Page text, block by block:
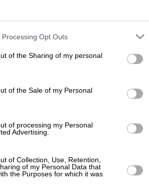
website/app uses one or more Google
store information including but not limited to
party tags to use your data for below
consent section.
Opt Outs
of the Sharing of my personal
of the Sale of my Personal
of processing my Personal
Advertising.
of Collection, Use, Retention,
of my Personal Data that
the Purposes for which it was
Submit review
> Peristeri > Graphic Arts
Store